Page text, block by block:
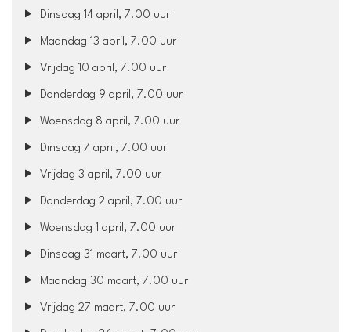
Dinsdag 14 april, 7.00 uur
Maandag 13 april, 7.00 uur
Vrijdag 10 april, 7.00 uur
Donderdag 9 april, 7.00 uur
Woensdag 8 april, 7.00 uur
Dinsdag 7 april, 7.00 uur
Vrijdag 3 april, 7.00 uur
Donderdag 2 april, 7.00 uur
Woensdag 1 april, 7.00 uur
Dinsdag 31 maart, 7.00 uur
Maandag 30 maart, 7.00 uur
Vrijdag 27 maart, 7.00 uur